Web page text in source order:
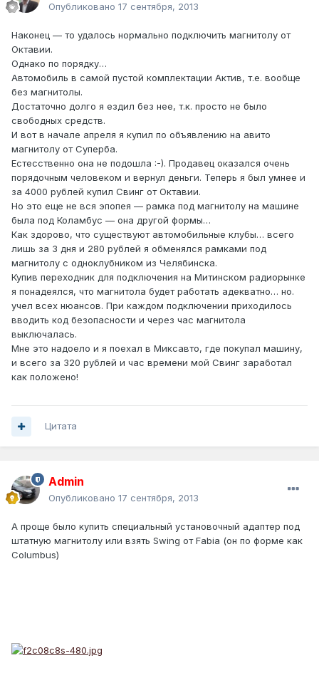
Опубликовано 17 сентября, 2013
Наконец — то удалось нормально подключить магнитолу от
Октавии.
Однако по порядку…
Автомобиль в самой пустой комплектации Актив, т.е. вообще
без магнитолы.
Достаточно долго я ездил без нее, т.к. просто не было
свободных средств.
И вот в начале апреля я купил по объявлению на авито
магнитолу от Суперба.
Естесственно она не подошла :-). Продавец оказался очень
порядочным человеком и вернул деньги. Теперь я был умнее и
за 4000 рублей купил Свинг от Октавии.
Но это еще не вся эпопея — рамка под магнитолу на машине
была под Коламбус — она другой формы…
Как здорово, что существуют автомобильные клубы… всего
лишь за 3 дня и 280 рублей я обменялся рамками под
магнитолу с одноклубником из Челябинска.
Купив переходник для подключения на Митинском радиорынке
я понадеялся, что магнитола будет работать адекватно… но.
учел всех нюансов. При каждом подключении приходилось
вводить код безопасности и через час магнитола
выключалась.
Мне это надоело и я поехал в Миксавто, где покупал машину,
и всего за 320 рублей и час времени мой Свинг заработал
как положено!
Цитата
Admin
Опубликовано 17 сентября, 2013
А проще было купить специальный установочный адаптер под
штатную магнитолу или взять Swing от Fabia (он по форме как
Columbus)